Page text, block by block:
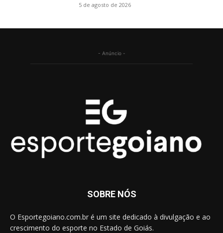
5 de agosto de 2026
- Anúncio -
SOBRE NÓS
O Esportegoiano.com.br é um site dedicado à divulgação e ao
crescimento do esporte no Estado de Goiás.